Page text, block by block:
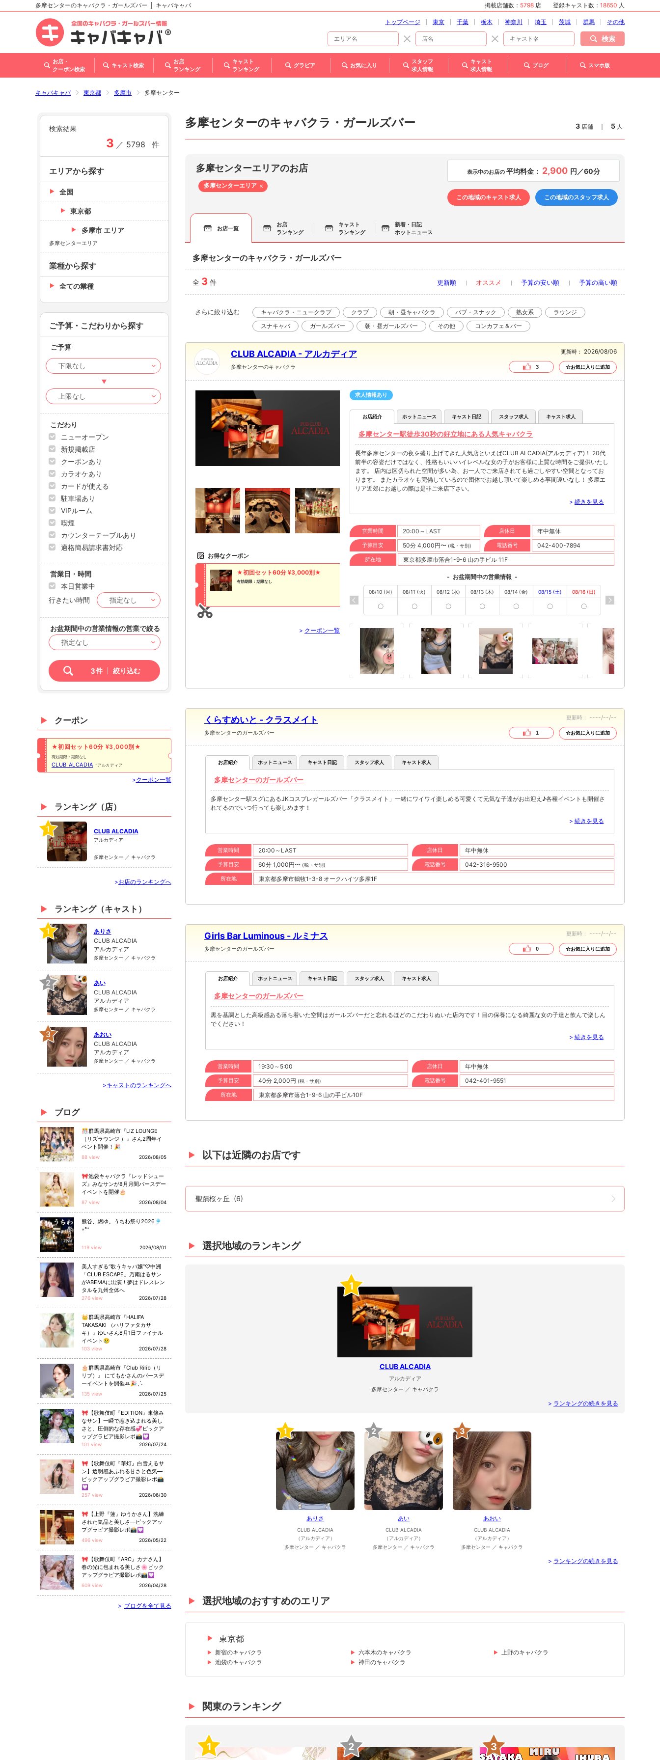
北海道
東北
甲信越・北陸
関西
多摩センターのキャバクラ・ガールズバー キャバキャバ 掲載店舗数： 5798 店 登録キャスト数： 18650 人
トップページ 東京 千葉 栃木 神奈川 埼玉 茨城 群馬 その他
検索
お店・
クーポン検索
キャスト検索
お店
ランキング
キャスト
ランキング
グラビア お気に入り
スタッフ
求人情報
キャスト
求人情報
ブログ スマホ版
キャバキャバ 東京都 多摩市 多摩センター
多摩センターのキャバクラ・ガールズバー 3 店舗 ｜ 5 人
多摩センターエリアのお店 表示中のお店の 平均料金： 2,900 円／60分
多摩センターエリア
この地域のキャスト求人
この地域のスタッフ求人
お店一覧
お店
ランキング
キャスト
ランキング
新着・日記
ホットニュース
多摩センターのキャバクラ・ガールズバー
全 3 件 更新順 オススメ 予算の安い順 予算の高い順
さらに絞り込む キャバクラ・ニュークラブ クラブ 朝・昼キャバクラ パブ・スナック 熟女系
ラウンジ
スナキャバ
ガールズバー 朝・昼ガールズバー その他 コンカフェ＆バー
CLUB ALCADIA - アルカディア
多摩センターのキャバクラ
更新時： 2026/08/06
3 ☆お気に入りに追加
お得なクーポン
★初回セット60分 ¥3,000別★
有効期限：期限なし
> クーポン一覧
求人情報あり
お店紹介 ホットニュース キャスト日記 スタッフ求人 キャスト求人
多摩センター駅徒歩30秒の好立地にある人気キャバクラ
長年多摩センターの夜を盛り上げてきた人気店といえばCLUB ALCADIA(アルカディア)！ 20代
前半の容姿だけではなく、性格もいいハイレベルな女の子がお客様に上質な時間をご提供いたし
ます。 店内は区切られた空間が多い為、お一人でご来店されても過ごしやすい空間となってお
ります。 またカラオケも完備しているので団体でお越し頂いて楽しめる事間違いなし！ 多摩エ
リア近郊にお越しの際は是非ご来店下さい。
> 続きを見る
営業時間 20:00～LAST 店休日 年中無休
予算目安 50分 4,000円〜 (税・サ別) 電話番号 042-400-7894
所在地 東京都多摩市落合1-9-6 山の手ビル 11F
- お盆期間中の営業情報 -
08/10 (月)
〇
08/11 (火)
〇
08/12 (水)
〇
08/13 (木)
〇
08/14 (金)
〇
08/15 (土)
〇
08/16 (日)
〇
くらすめいと - クラスメイト
多摩センターのガールズバー
更新時： ----/--/--
1 ☆お気に入りに追加
お店紹介 ホットニュース キャスト日記 スタッフ求人 キャスト求人
多摩センターのガールズバー
多摩センター駅スグにあるJKコスプレガールズバー「クラスメイト」一緒にワイワイ楽しめる可愛くて元気な子達がお出迎え♪各種イベントも開催さ
れてるのでいつ行っても楽しめます！
> 続きを見る
営業時間 20:00～LAST 店休日 年中無休
予算目安 60分 1,000円〜 (税・サ別) 電話番号 042-316-9500
所在地 東京都多摩市鶴牧1-3-8 オークハイツ多摩1F
Girls Bar Luminous - ルミナス
多摩センターのガールズバー
更新時： ----/--/--
0 ☆お気に入りに追加
お店紹介 ホットニュース キャスト日記 スタッフ求人 キャスト求人
多摩センターのガールズバー
黒を基調とした高級感ある落ち着いた空間はガールズバーだと忘れるほどのこだわりぬいた店内です！目の保養になる綺麗な女の子達と飲んで楽しん
でください！
> 続きを見る
営業時間 19:30～5:00 店休日 年中無休
予算目安 40分 2,000円 (税・サ別) 電話番号 042-401-9551
所在地 東京都多摩市落合1-9-6 山の手ビル10F
以下は近隣のお店です
聖蹟桜ヶ丘 (6)
選択地域のランキング
1
CLUB ALCADIA
アルカディア
多摩センター ／ キャバクラ
> ランキングの続きを見る
1
ありさ
CLUB ALCADIA
（アルカディア）
多摩センター ／ キャバクラ
2
あい
CLUB ALCADIA
（アルカディア）
多摩センター ／ キャバクラ
3
あおい
CLUB ALCADIA
（アルカディア）
多摩センター ／ キャバクラ
> ランキングの続きを見る
選択地域のおすすめのエリア
東京都
新宿のキャバクラ 六本木のキャバクラ
上野のキャバクラ
池袋のキャバクラ
神田のキャバクラ
関東のランキング
1 2 3
検索結果
3 ／ 5798 件
エリアから探す
全国
東京都
多摩市 エリア
多摩センターエリア
業種から探す
全ての業種
ご予算・こだわりから探す
ご予算
こだわり
ニューオープン
新規掲載店
クーポンあり
カラオケあり
カードが使える
駐車場あり
VIPルーム
喫煙
カウンターテーブルあり
適格簡易請求書対応
営業日・時間
本日営業中
行きたい時間
お盆期間中の営業情報の営業で絞る
3件 絞り込む
クーポン
★初回セット60分 ¥3,000別★
有効期限：期限なし
CLUB ALCADIA アルカディア
>クーポン一覧
ランキング（店）
1 CLUB ALCADIA
アルカディア
多摩センター ／ キャバクラ
>お店のランキングへ
ランキング（キャスト）
1
ありさ
CLUB ALCADIA
アルカディア
多摩センター ／ キャバクラ
2
あい
CLUB ALCADIA
アルカディア
多摩センター ／ キャバクラ
3
あおい
CLUB ALCADIA
アルカディア
多摩センター ／ キャバクラ
>キャストのランキングへ
ブログ
🎊群馬県高崎市『LIZ LOUNGE
（リズラウンジ ）』さん2周年イ
ベント開催！🎉
88 view 2026/08/05
🎀池袋キャバクラ『レッドシュー
ズ』みなサンが8月月間バースデー
イベントを開催🎂
87 view 2026/08/04
熊谷、燃ゆ。うちわ祭り2026🎐
◦°⁺
119 view 2026/08/01
美人すぎる“歌うキャバ嬢”♡中洲
「CLUB ESCAPE」乃南はるサン
がABEMAに出演！夢はドレスレン
タルを九州全体へ
276 view 2026/07/28
👑群馬県高崎市『HALIFA
TAKASAKI （ハリファタカサ
キ）』ゆいさん8月1日ファイナル
イベント😢
103 view 2026/07/28
🎂群馬県高崎市『Club Rilib（リ
リブ）』 にてもかさんのバースデ
ーイベントを開催ꔛ🎉ˎˊ˗
135 view 2026/07/25
🎀【歌舞伎町『EDITION』東條み
なサン】一瞬で惹き込まれる美し
さと、圧倒的な存在感💞ピックア
ップグラビア撮影レポ📸💟
101 view 2026/07/24
🎀【歌舞伎町『華灯』白雪えるサ
ン】透明感あふれる甘さと色気—
ピックアップグラビア撮影レポ📸
💟
257 view 2026/06/30
🎀【上野『蓮』ゆうかさん】洗練
された気品と美しさ—ピックアッ
プグラビア撮影レポ📸💟
496 view 2026/05/22
🎀【歌舞伎町『ARC』カナさん】
春の光に包まれる美しさ🌸ピック
アップグラビア撮影レポ📸💟
609 view 2026/04/28
> ブログを全て見る